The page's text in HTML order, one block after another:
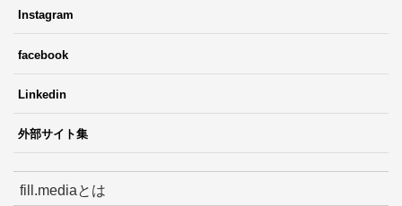
Instagram
facebook
Linkedin
外部サイト集
fill.mediaとは